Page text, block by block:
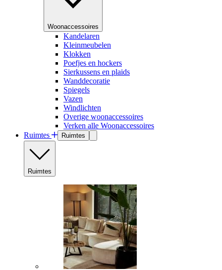
Woonaccessoires
Kandelaren
Kleinmeubelen
Klokken
Poefjes en hockers
Sierkussens en plaids
Wanddecoratie
Spiegels
Vazen
Windlichten
Overige woonaccessoires
Verken alle Woonaccessoires
Ruimtes
Ruimtes
Ruimtes